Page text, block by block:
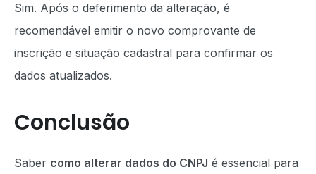
Sim. Após o deferimento da alteração, é
recomendável emitir o novo comprovante de
inscrição e situação cadastral para confirmar os
dados atualizados.
Conclusão
Saber como alterar dados do CNPJ é essencial para